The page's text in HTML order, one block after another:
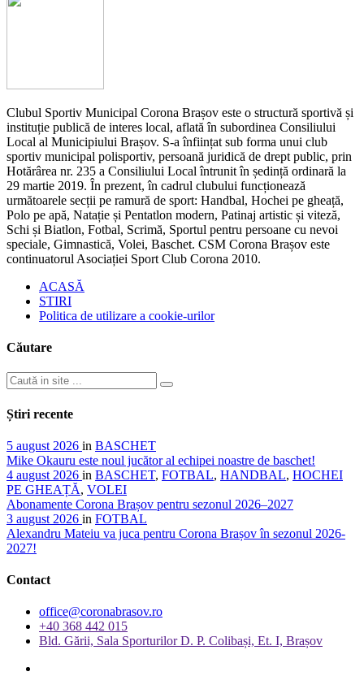
Clubul Sportiv Municipal Corona Brașov este o structură sportivă și
instituție publică de interes local, aflată în subordinea Consiliului
Local al Municipiului Brașov. S-a înființat sub forma unui club
sportiv municipal polisportiv, persoană juridică de drept public, prin
Hotărârea nr. 235 a Consiliului Local întrunit în ședință ordinară la
29 martie 2019. În prezent, în cadrul clubului funcționează
următoarele secții pe ramură de sport: Handbal, Hochei pe gheață,
Polo pe apă, Natație și Pentatlon modern, Patinaj artistic și viteză,
Schi și Biatlon, Fotbal, Scrimă, Sportul pentru persoane cu nevoi
speciale, Gimnastică, Volei, Baschet. CSM Corona Brașov este
continuatorul Asociației Sport Club Corona 2010.
ACASĂ
STIRI
Politica de utilizare a cookie-urilor
Căutare
Știri recente
5 august 2026 in BASCHET
Mike Okauru este noul jucător al echipei noastre de baschet!
4 august 2026 in BASCHET, FOTBAL, HANDBAL, HOCHEI
PE GHEAȚĂ, VOLEI
Abonamente Corona Brașov pentru sezonul 2026–2027
3 august 2026 in FOTBAL
Alexandru Mateiu va juca pentru Corona Brașov în sezonul 2026-
2027!
Contact
office@coronabrasov.ro
+40 368 442 015
Bld. Gării, Sala Sporturilor D. P. Colibași, Et. I, Brașov